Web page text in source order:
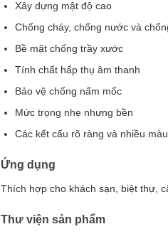
Xây dựng mật độ cao
Chống cháy, chống nước và
Bề mặt chống trầy xước
Tính chất hấp thụ âm thanh
Bảo vệ chống nấm mốc
Mức trọng nhẹ nhưng bền
Các kết cấu rõ ràng và nhiều
Ứng dụng
Thích hợp cho khách sạn, biệt thự,
Thư viện sản phẩm